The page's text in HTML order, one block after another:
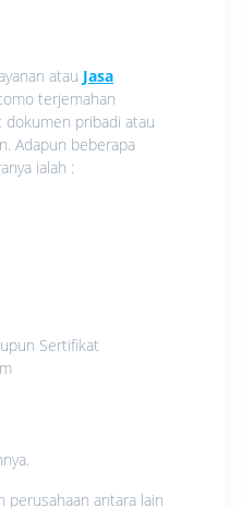
atau Jasa
terjemahan
dokumen pribadi atau
Adapun beberapa
ialah :
Sertifikat
perusahaan antara lain